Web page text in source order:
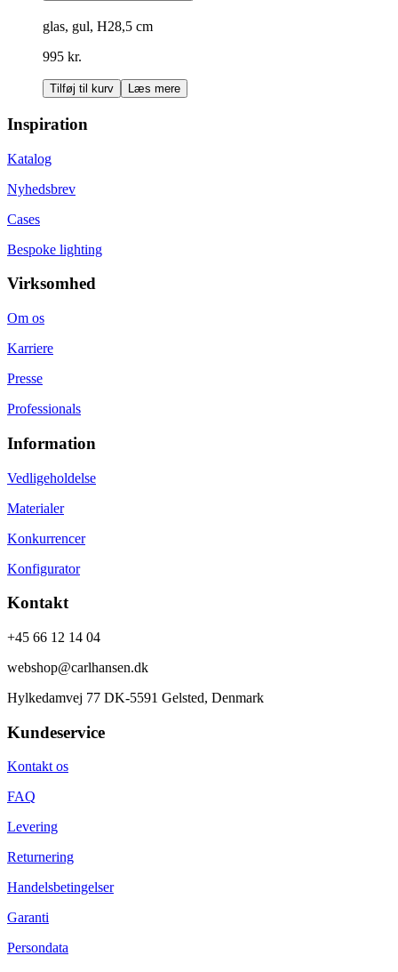
glas, gul, H28,5 cm
995 kr.
Tilføj til kurv Læs mere
Inspiration
Katalog
Nyhedsbrev
Cases
Bespoke lighting
Virksomhed
Om os
Karriere
Presse
Professionals
Information
Vedligeholdelse
Materialer
Konkurrencer
Konfigurator
Kontakt
+45 66 12 14 04
webshop@carlhansen.dk
Hylkedamvej 77 DK-5591 Gelsted, Denmark
Kundeservice
Kontakt os
FAQ
Levering
Returnering
Handelsbetingelser
Garanti
Persondata